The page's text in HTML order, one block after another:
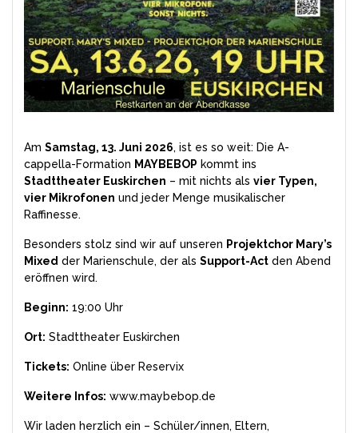
Am Samstag, 13. Juni 2026, ist es so weit: Die A-
cappella-Formation MAYBEBOP kommt ins
Stadttheater Euskirchen – mit nichts als vier Typen,
vier Mikrofonen und jeder Menge musikalischer
Raffinesse.
Besonders stolz sind wir auf unseren Projektchor Mary’s
Mixed der Marienschule, der als Support-Act den Abend
eröffnen wird.
Beginn: 19:00 Uhr
Ort: Stadttheater Euskirchen
Tickets: Online über Reservix
Weitere Infos: www.maybebop.de
Wir laden herzlich ein – Schüler/innen, Eltern,